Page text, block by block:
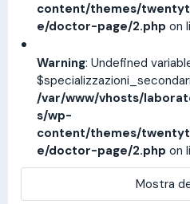
content/themes/
e/doctor-page/2.php on
Warning: Undefined
/var/www/vhosts/
s/wp-
content/themes/
e/doctor-page/2.php on
Mostra